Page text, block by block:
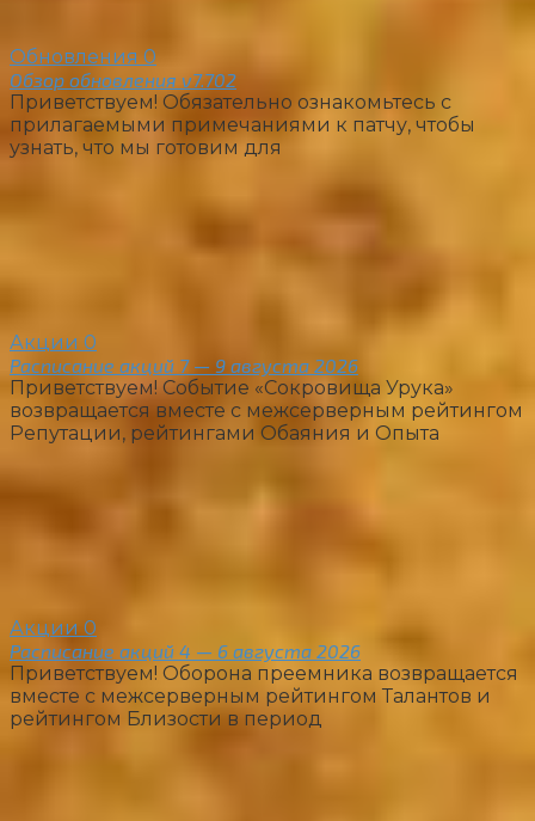
Обновления 0
Обзор обновления v7.702
Приветствуем! Обязательно ознакомьтесь с
прилагаемыми примечаниями к патчу, чтобы
узнать, что мы готовим для
Акции 0
Расписание акций 7 — 9 августа 2026
Приветствуем! Событие «Сокровища Урука»
возвращается вместе с межсерверным рейтингом
Репутации, рейтингами Обаяния и Опыта
Акции 0
Расписание акций 4 — 6 августа 2026
Приветствуем! Оборона преемника возвращается
вместе с межсерверным рейтингом Талантов и
рейтингом Близости в период